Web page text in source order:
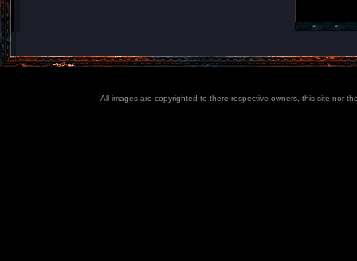
All images are copyrighted to there respective owners, this site nor